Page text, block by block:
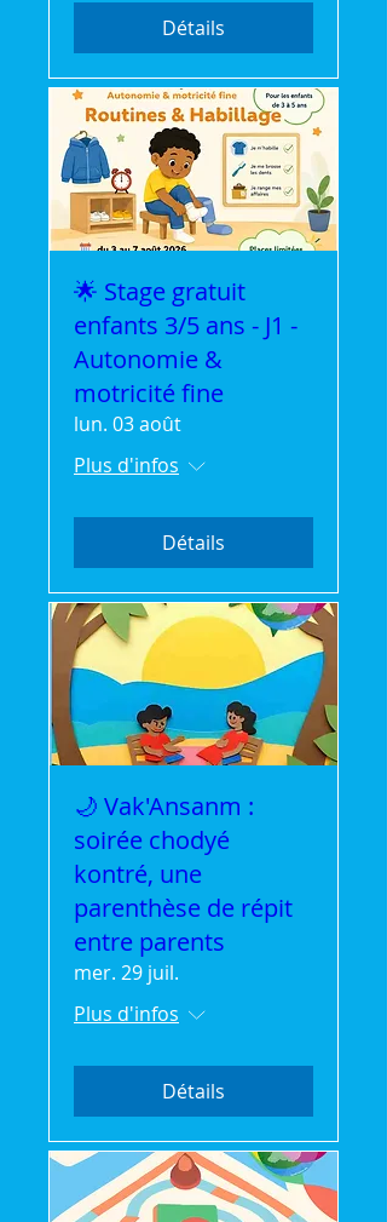
Détails
🌟 Stage gratuit
enfants 3/5 ans - J1 -
Autonomie &
motricité fine
lun. 03 août
Plus d'infos
Détails
🌙 Vak'Ansanm :
soirée chodyé
kontré, une
parenthèse de répit
entre parents
mer. 29 juil.
Plus d'infos
Détails